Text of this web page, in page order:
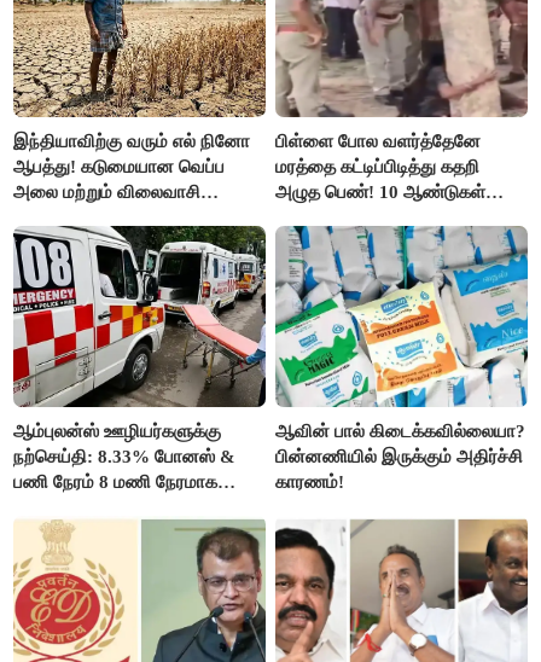
இந்தியாவிற்கு வரும் எல் நினோ
ஆபத்து! கடுமையான வெப்ப
அலை மற்றும் விலைவாசி
பிள்ளை போல வளர்த்தேனே
மரத்தை கட்டிப்பிடித்து கதறி
அழுத பெண்! 10 ஆண்டுகள்
வெட்டி சாய்ப்பு..!
ஆம்புலன்ஸ் ஊழியர்களுக்கு
நற்செய்தி: 8.33% போனஸ் &
பணி நேரம் 8 மணி நேரமாக
ஆவின் பால் கிடைக்கவில்லையா?
பின்னணியில் இருக்கும் அதிர்ச்சி
காரணம்!